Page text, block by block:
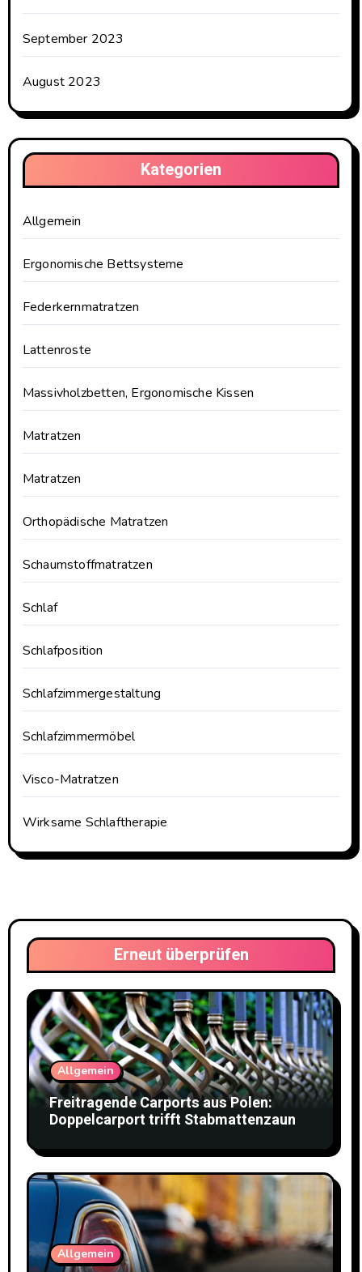
September 2023
August 2023
Kategorien
Allgemein
Ergonomische Bettsysteme
Federkernmatratzen
Lattenroste
Massivholzbetten, Ergonomische Kissen
Matratzen
Matratzen
Orthopädische Matratzen
Schaumstoffmatratzen
Schlaf
Schlafposition
Schlafzimmergestaltung
Schlafzimmermöbel
Visco-Matratzen
Wirksame Schlaftherapie
Erneut überprüfen
Allgemein
Freitragende Carports aus Polen:
Doppelcarport trifft Stabmattenzaun
Allgemein